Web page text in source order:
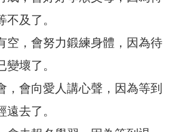
及了。
空，會努力鍛練身體，因為待
壞了。
，會向愛人講心聲，因為等到
去了。